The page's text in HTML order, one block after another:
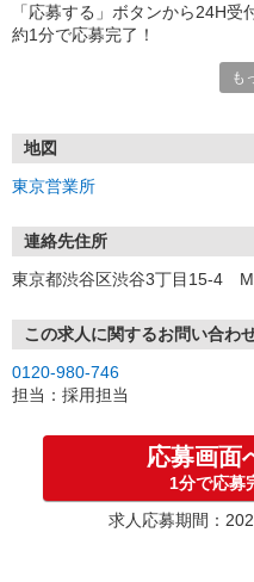
「応募する」ボタンから24H受
約1分で応募完了！
①応募から3営業日を目安に、
★スマホでWEB面接（LINEな
す
③面接実施（履歴書不要）
※ご希望があれば、職場見学の
お気軽にご応募ください♪
も
地図
東京営業所
連絡先住所
東京都渋谷区渋谷3丁目15-4
この求人に関するお問い合わ
0120-980-746
担当：採用担当
応募画面
1分で応募
求人応募期間：